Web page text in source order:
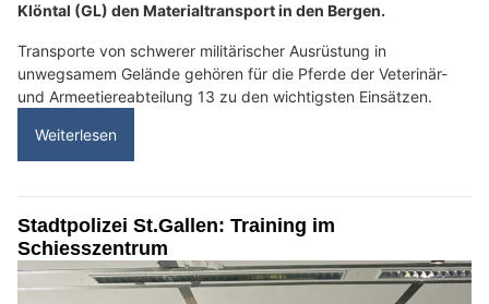
Klöntal (GL) den Materialtransport in den Bergen.
Transporte von schwerer militärischer Ausrüstung in
unwegsamem Gelände gehören für die Pferde der Veterinär-
und Armeetiereabteilung 13 zu den wichtigsten Einsätzen.
Weiterlesen
Stadtpolizei St.Gallen: Training im
Schiesszentrum